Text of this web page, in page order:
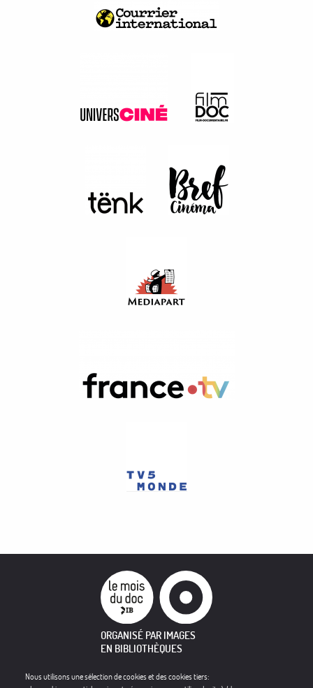
ORGANISÉ PAR IMAGES
EN BIBLIOTHÈQUES
À PROPOS PROGRAMME CONTACT
Nous utilisons une sélection de cookies et des cookies tiers: